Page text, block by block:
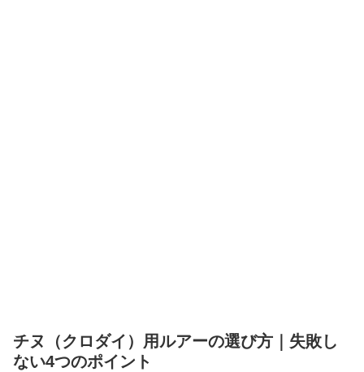
チヌ（クロダイ）用ルアーの選び方｜失敗し
ない4つのポイント